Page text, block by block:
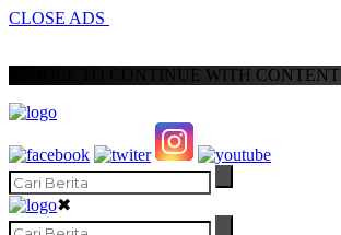
CLOSE ADS
SCROLL TO CONTINUE WITH CONTENT
✖